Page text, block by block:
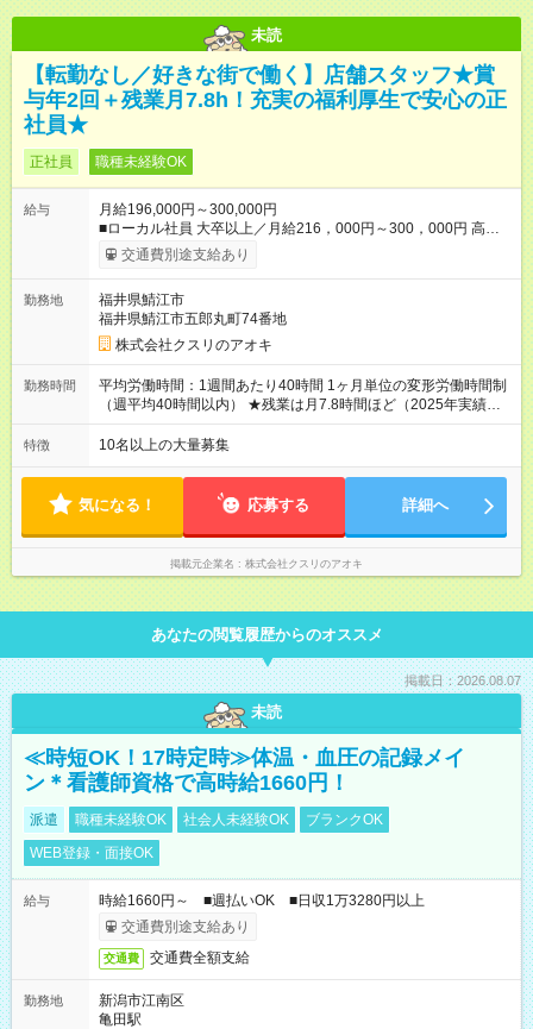
未読
【転勤なし／好きな街で働く】店舗スタッフ★賞
与年2回＋残業月7.8h！充実の福利厚生で安心の正
社員★
正社員 職種未経験OK
給与
月給196,000円～300,000円
■ローカル社員 大卒以上／月給216，000円～300，000円 高卒
以上／月給196，000円～300，000円 ★エリア手当（石川県、
富山県、福井県、岐阜県、群馬県、茨城県 月1万円）を会社規
録販売者資格保持者には、別途月1万円支給（実務経験がない方
にも同額を支給） ※ただし、短時間勤務・早番固定社員は当社
規定に従い額が変動 【試用期間】試用期間なし ＝＝＝＝＝＝＝
＝＝＝＝＝＝＝ ★職務給制度で実力次第で収入アップ！ 職務内
容に応じて給与が支払われ、昇格試験なく役職に就いた時点で
年収がUPする制度です。 約4割の社員が入社3年目で店長に就い
交通費別途支給あり
勤務地
福井県鯖江市
福井県鯖江市五郎丸町74番地
株式会社クスリのアオキ
勤務時間
平均労働時間：1週間あたり40時間 1ヶ月単位の変形労働時間制
（週平均40時間以内） ★残業は月7.8時間ほど（2025年実績）
＜店舗の基本営業時間＞ 9時～22時 ※勤務時間は店舗により異
なります。 ＜シフト例＞ 早番：8時00分～17時00分 中番：11
1ヶ月単位の変形労働時間制（週平均40時間以内） ★残業は月
7.8時間ほど（2025年実績） ＜店舗の基本営業時間＞ 9時～22
時 ※勤務時間は店舗により異なります。 ＜シフト例＞ 早番：8
時00分～17時00分 中番：11時～20時 遅番：13時～22時
特徴 10名以上の大量募集
気になる！ 応募する 詳細へ
掲載元企業名 株式会社クスリのアオキ
あなたの閲覧履歴からのオススメ
掲載日：2026.08.07
未読
≪時短OK！17時定時≫体温・血圧の記録メイ
ン＊看護師資格で高時給1660円！
派遣 職種未経験OK 社会人未経験OK
ブランクOK
WEB登録・面接OK
給与
時給1660円～ ■週払いOK ■日収1万3280円以上
交通費別途支給あり
交通費 交通費全額支給
勤務地
新潟市江南区
亀田駅